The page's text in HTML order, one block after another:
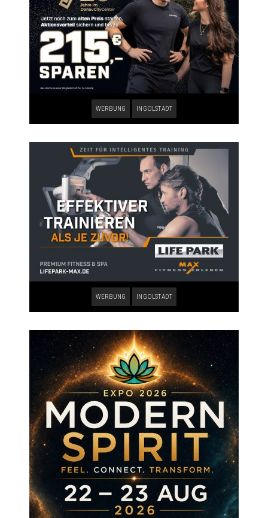
WERBUNG INGOLSTADT
WERBUNG INGOLSTADT